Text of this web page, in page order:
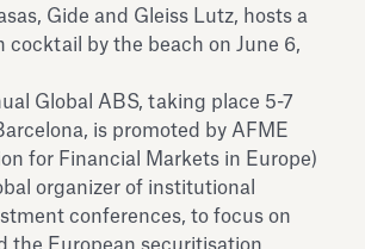
Gide and Gleiss Lutz, hosts a
cocktail by the beach on June 6,
Global ABS, taking place 5-7
is promoted by AFME
for Financial Markets in Europe)
organizer of institutional
conferences, to focus on